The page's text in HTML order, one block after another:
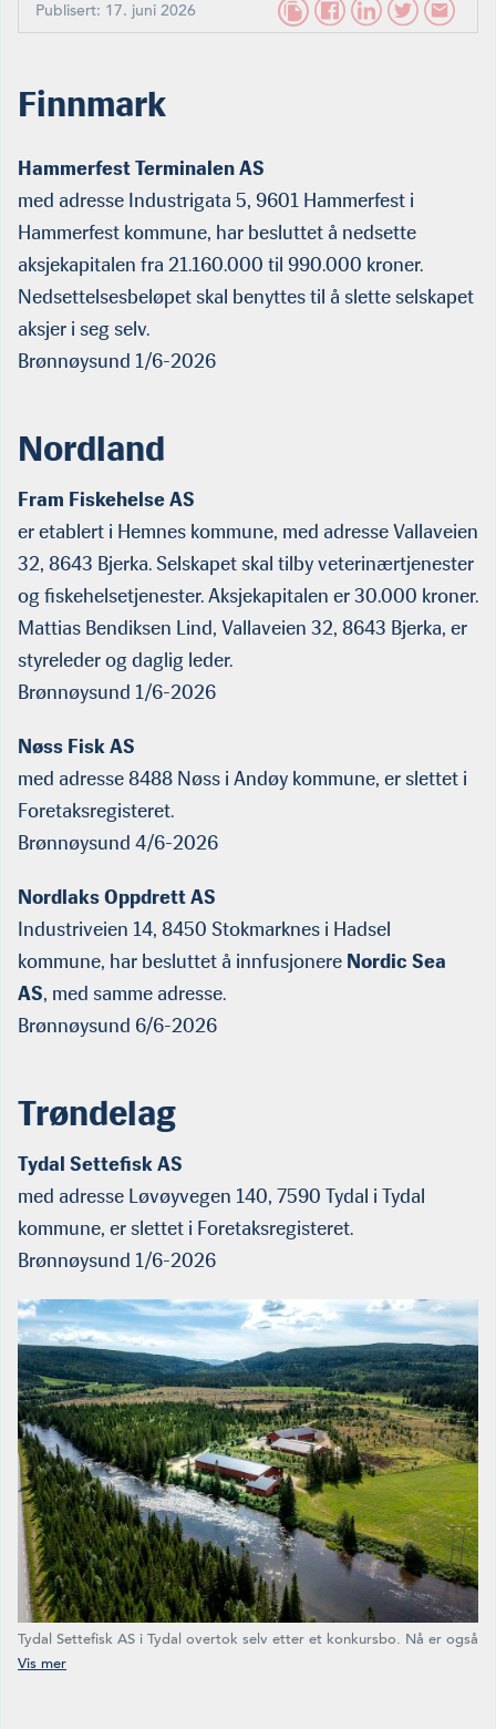
Publisert: 17. juni 2026
Finnmark
Hammerfest Terminalen AS
med adresse Industrigata 5, 9601 Hammerfest i
Hammerfest kommune, har besluttet å nedsette
aksjekapitalen fra 21.160.000 til 990.000 kroner.
Nedsettelsesbeløpet skal benyttes til å slette selskapet
aksjer i seg selv.
Brønnøysund 1/6-2026
Nordland
Fram Fiskehelse AS
er etablert i Hemnes kommune, med adresse Vallaveien
32, 8643 Bjerka. Selskapet skal tilby veterinærtjenester
og fiskehelsetjenester. Aksjekapitalen er 30.000 kroner.
Mattias Bendiksen Lind, Vallaveien 32, 8643 Bjerka, er
styreleder og daglig leder.
Brønnøysund 1/6-2026
Nøss Fisk AS
med adresse 8488 Nøss i Andøy kommune, er slettet i
Foretaksregisteret.
Brønnøysund 4/6-2026
Nordlaks Oppdrett AS
Industriveien 14, 8450 Stokmarknes i Hadsel
kommune, har besluttet å innfusjonere Nordic Sea
AS, med samme adresse.
Brønnøysund 6/6-2026
Trøndelag
Tydal Settefisk AS
med adresse Løvøyvegen 140, 7590 Tydal i Tydal
kommune, er slettet i Foretaksregisteret.
Brønnøysund 1/6-2026
Tydal Settefisk AS i Tydal overtok selv etter et konkursbo. Nå er også
dette selskapet konkurs og slettet i Foretaksregisteret. (Foto: Tydal